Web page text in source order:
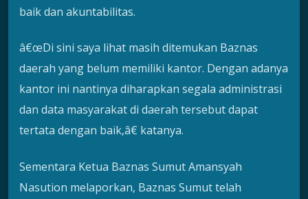
baik dan akuntabilitas.
â€œDi sini saya lihat masih ditemukan Baznas
daerah yang belum memiliki kantor. Dengan adanya
kantor ini nantinya diharapkan segala administrasi
dan data masyarakat di daerah tersebut dapat
tertata dengan baik,â€ katanya.
Sementara Ketua Baznas Sumut Amansyah
Nasution melaporkan, Baznas Sumut telah